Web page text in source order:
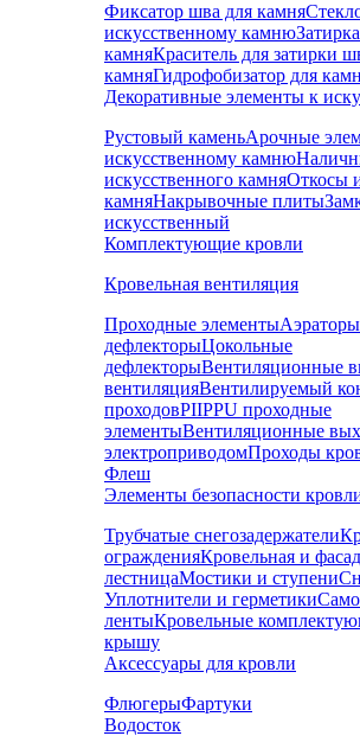
Фиксатор шва для камня
искусственному камню
камняКраситель для затирки
камняГидрофобизатор для
Декоративные элементы к
Рустовый каменьАрочные
искусственному камню
искусственного камняОткосы
камняНакрывочные плиты
искусственный
Комплектующие кровли
Кровельная вентиляция
Проходные элементы
дефлекторыЦокольные
дефлекторыВентиляционные
вентиляцияВентилируемый
проходовPIIPPU проходные
элементыВентиляционные
электроприводомПроходы
Флеш
Элементы безопасности
Трубчатые снегозадержатели
огражденияКровельная и
лестницаМостики и ступени
Уплотнители и герметики
лентыКровельные
крышу
Аксессуары для кровли
ФлюгерыФартуки
Водосток